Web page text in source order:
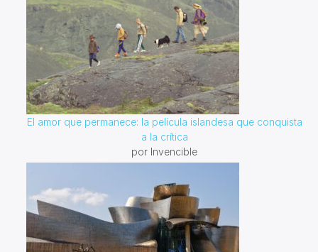
El amor que permanece: la película islandesa que conquista
a la crítica
por Invencible